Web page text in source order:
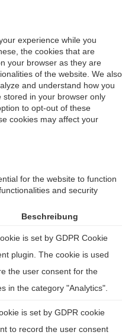
experience while you
the cookies that are
your browser as they are
of the website. We also
and understand how you
stored in your browser only
to opt-out of these
cookies may affect your
for the website to function
and security
Beschreibung
is set by GDPR Cookie
plugin. The cookie is used
the user consent for the
in the category "Analytics".
is set by GDPR cookie
to record the user consent